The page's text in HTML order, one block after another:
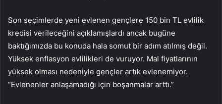
Son seçimlerde yeni evlenen gençlere 150 bin TL evlilik
kredisi verileceğini açıklamışlardı ancak bugüne
baktığımızda bu konuda hala somut bir adım atılmış değil.
Yüksek enflasyon evlilikleri de vuruyor. Mal fiyatlarının
yüksek olması nedeniyle gençler artık evlenemiyor.
“Evlenenler anlaşamadığı için boşanmalar arttı.”